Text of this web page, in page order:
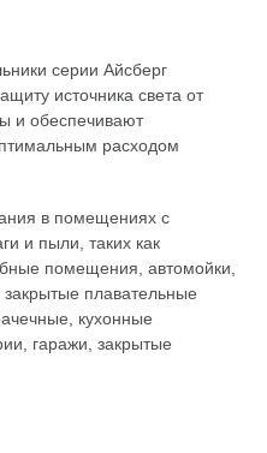
серии Айсберг
источника света от
и обеспечивают
расходом
в помещениях с
и пыли, таких как
помещения, автомойки,
плавательные
кухонные
гаражи, закрытые